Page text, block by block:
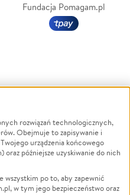
Fundacja Pomagam.pl
Powódź
Wichura
NGO
Edukacja
rozwiązań technologicznych,
Obejmuje to zapisywanie i
urządzenia końcowego
późniejsze uzyskiwanie do nich
po to, aby zapewnić
w tym jego bezpieczeństwo oraz